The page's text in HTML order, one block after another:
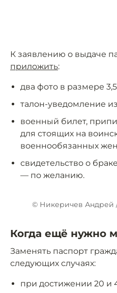
К заявлению о выдаче
приложить:
два фото в размере
талон-уведомление из
военный билет,
для стоящих на
военнообязанных
свидетельство о
— по желанию.
© Никеричев Андрей
Когда ещё нужно
Заменять паспорт
следующих случаях:
при достижении 20 и